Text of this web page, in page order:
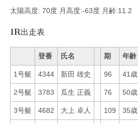
太陽高度: 70度 月高度:-63度 月齢:11.2
1R出走表
登番 氏名 期 年齢
1号艇 4344 新田 雄史 96 41歳
2号艇 3783 瓜生 正義 76 50歳
3号艇 4682 大上 卓人 109 35歳